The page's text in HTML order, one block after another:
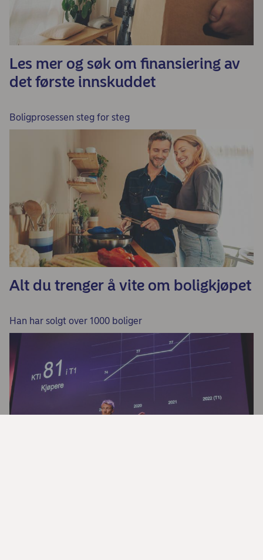
Les mer og søk om finansiering av
det første innskuddet
Boligprosessen steg for steg
Alt du trenger å vite om boligkjøpet
Han har solgt over 1000 boliger